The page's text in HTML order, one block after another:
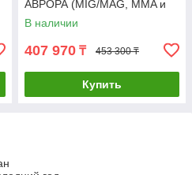
АВРОРА (MIG/MAG, MMA и
TIG DC)
В наличии
407 970 ₸ 453 300 ₸
Купить